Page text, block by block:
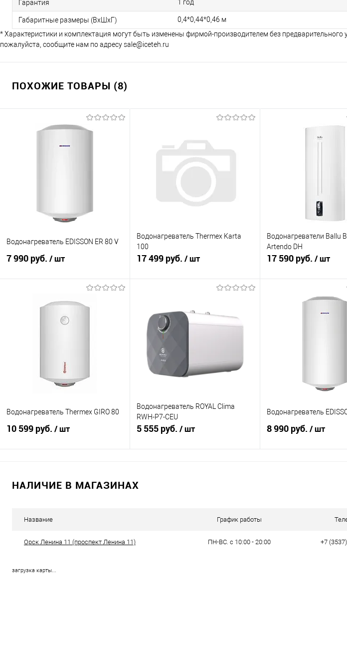
Гарантия 1 год
Габаритные размеры (ВхШхГ)
0,4*0,44*0,46 м
* Характеристики и комплектация могут быть изменены фирмой-производителем без
пожалуйста, сообщите нам по адресу sale@iceteh.ru
ПОХОЖИЕ ТОВАРЫ (8)
Водонагреватель EDISSON ER 80 V
7 990 руб. / шт
Купить в 1 клик
Водонагреватель Thermex Karta
100
17 499 руб. / шт
Купить в 1 клик
К сравнению
В избранное
Водонагреватели Ballu
Artendo DH
17 590 руб. / шт
В корзину
Водонагреватель Thermex GIRO 80
10 599 руб. / шт
Купить в 1 клик
К сравнению
Водонагреватель ROYAL Clima
RWH-P7-CEU
5 555 руб. / шт
Водонагреватель
8 990 руб. / шт
НАЛИЧИЕ В МАГАЗИНАХ
Название График работы
Орск Ленина 11 (проспект Ленина 11) ПН-ВС. с 10:00 - 20:00 +7
загрузка карты...